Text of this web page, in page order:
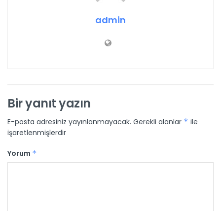
admin
Bir yanıt yazın
E-posta adresiniz yayınlanmayacak. Gerekli alanlar * ile
işaretlenmişlerdir
Yorum *